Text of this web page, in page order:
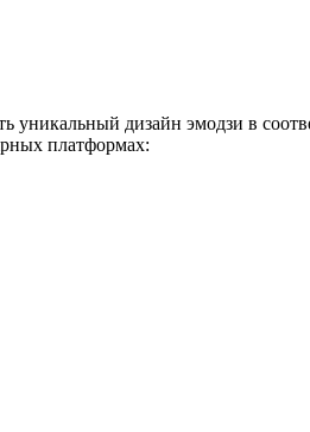
уникальный дизайн эмодзи в
платформах: